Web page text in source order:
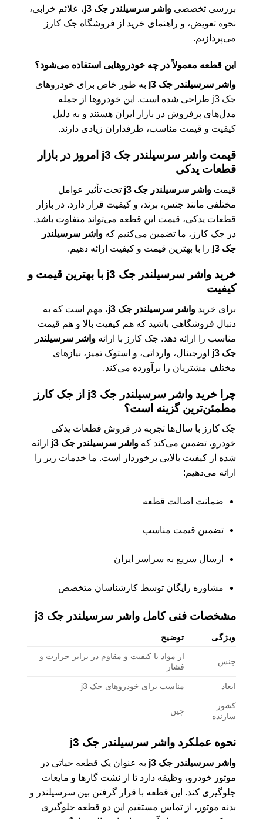
بررسی تخصصی واشر سرسیلندر جک j3
، علائم خرابی،
نحوه تعویض، و راهنمای خرید از فروشگاه جک کارز
می‌پردازیم.
این قطعه معمولاً در چه خودروهایی استفاده می‌شود؟
واشر سرسیلندر جک j3
به طور خاص برای خودروهای
جک j3 طراحی شده است. این خودروها از جمله
مدل‌های پرفروش در بازار ایران هستند و به دلیل
کیفیت و قیمت مناسب، طرفداران زیادی دارند.
قیمت واشر سرسیلندر جک j3
امروز در بازار
قطعات یدکی
قیمت واشر سرسیلندر جک j3
تحت تأثیر عوامل
مختلفی مانند جنس، برند، و کیفیت قرار دارد. در بازار
قطعات یدکی، قیمت این قطعه می‌تواند متفاوت باشد.
در جک کارز، ما تضمین می‌کنیم که واشر سرسیلندر
جک j3
را با بهترین قیمت و کیفیت ارائه دهیم.
خرید واشر سرسیلندر جک j3
با بهترین قیمت و
کیفیت
برای خرید واشر سرسیلندر جک j3
، مهم است که به
دنبال فروشگاهی باشید که هم کیفیت بالا و هم قیمت
مناسب را ارائه دهد. جک کارز با ارائه واشر سرسیلندر
جک j3
اورجینال، وارداتی، و استوک تمیز، نیازهای
مختلف مشتریان را برآورده می‌کند.
چرا خرید واشر سرسیلندر جک j3
از جک کارز
مطمئن‌ترین گزینه است؟
جک کارز با سال‌ها تجربه در فروش قطعات یدکی
خودرو، تضمین می‌کند که واشر سرسیلندر جک j3
ارائه
شده از کیفیت بالایی برخوردار است. ما خدمات زیر را
ارائه می‌دهیم:
ضمانت اصالت قطعه
تضمین قیمت مناسب
ارسال سریع به سراسر ایران
مشاوره رایگان توسط کارشناسان متخصص
مشخصات فنی کامل واشر سرسیلندر جک j3
ویژگی توضیح
جنس
از مواد با کیفیت و مقاوم در برابر حرارت و
فشار
ابعاد مناسب برای خودروهای جک j3
کشور
سازنده
چین
نحوه عملکرد واشر سرسیلندر جک j3
واشر سرسیلندر جک j3
به عنوان یک قطعه حیاتی در
موتور خودرو، وظیفه دارد تا از نشت گازها و مایعات
جلوگیری کند. این قطعه با قرار گرفتن بین سرسیلندر و
بدنه موتور، از تماس مستقیم این دو قطعه جلوگیری